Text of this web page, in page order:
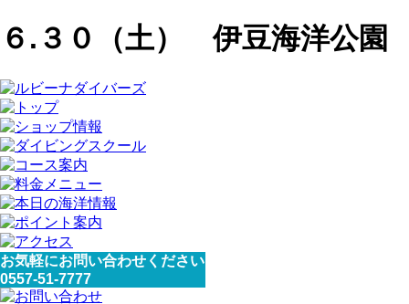
６.３０（土） 伊豆海洋公園
お気軽にお問い合わせください
0557-51-7777